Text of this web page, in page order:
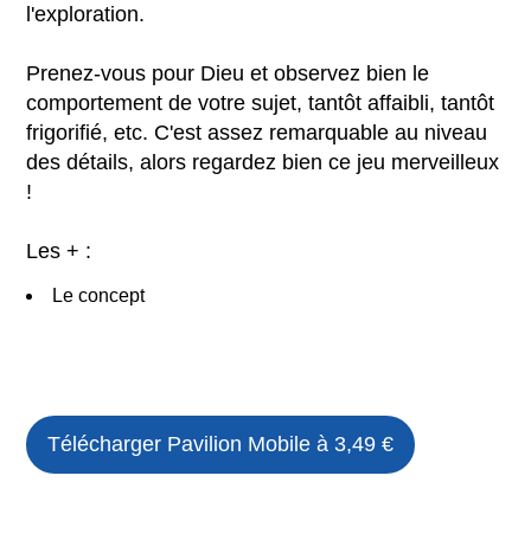
l'exploration.
Prenez-vous pour Dieu et observez bien le
comportement de votre sujet, tantôt affaibli, tantôt
frigorifié, etc. C'est assez remarquable au niveau
des détails, alors regardez bien ce jeu merveilleux
!
Les + :
Le concept
Télécharger Pavilion Mobile à 3,49 €